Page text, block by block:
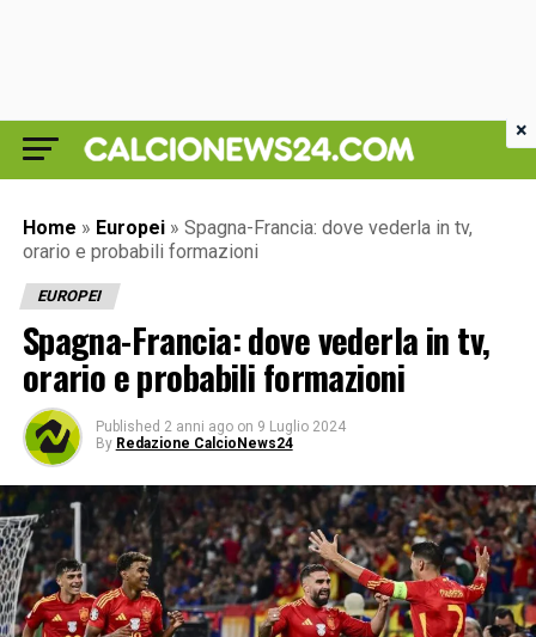
Home » Europei » Spagna-Francia: dove vederla in tv,
orario e probabili formazioni
EUROPEI
Spagna-Francia: dove vederla in tv,
orario e probabili formazioni
Published 2 anni ago on 9 Luglio 2024
By Redazione CalcioNews24
×